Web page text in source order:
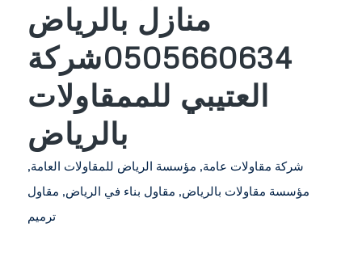
منازل بالرياض
0505660634شركة
العتيبي للممقاولات
بالرياض
شركة مقاولات عامة, مؤسسة الرياض للمقاولات العامة,
مؤسسة مقاولات بالرياض, مقاول بناء في الرياض, مقاول
ترميم